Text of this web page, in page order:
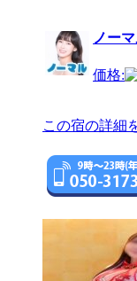
ノー
価格:
この宿の詳細